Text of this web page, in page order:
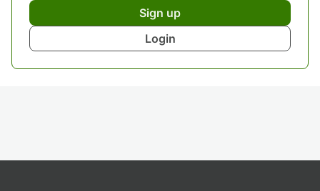
Sign up
Login